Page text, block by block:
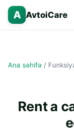
A AvtoiCare
Ana səhifə /
Rent a